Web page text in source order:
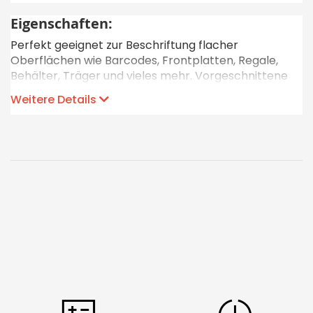
Eigenschaften:
Perfekt geeignet zur Beschriftung flacher
Oberflächen wie Barcodes, Frontplatten, Regale,
Behälter, Träger und vieles mehr. Vorgeschnittene
Etiketten erleichtern das Drucken grosser Mengen
und erhöhen dadurch die Arbeitsleistung.
Beschriftungsgerät XTL 300 sowie dem XTL 500
Weitere Details